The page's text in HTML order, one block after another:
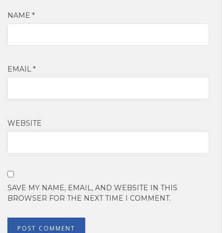
NAME *
EMAIL *
WEBSITE
SAVE MY NAME, EMAIL, AND WEBSITE IN THIS
BROWSER FOR THE NEXT TIME I COMMENT.